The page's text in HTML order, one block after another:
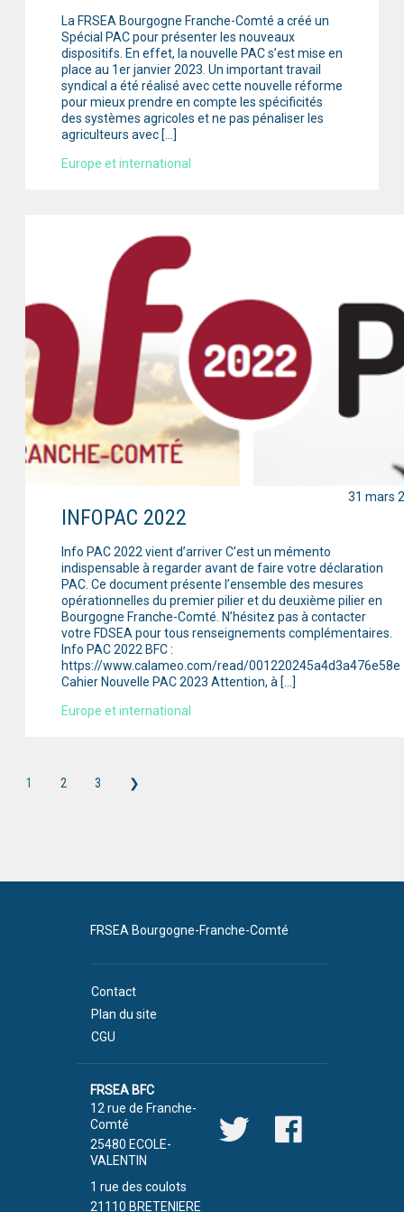
La FRSEA Bourgogne Franche-Comté a créé un
Spécial PAC pour présenter les nouveaux
dispositifs. En effet, la nouvelle PAC s’est mise en
place au 1er janvier 2023. Un important travail
syndical a été réalisé avec cette nouvelle réforme
pour mieux prendre en compte les spécificités
des systèmes agricoles et ne pas pénaliser les
agriculteurs avec […]
Europe et international
INFOPAC 2022
Info PAC 2022 vient d’arriver C’est un mémento
indispensable à regarder avant de faire votre déclaration
PAC. Ce document présente l’ensemble des mesures
opérationnelles du premier pilier et du deuxième pilier en
Bourgogne Franche-Comté. N’hésitez pas à contacter
votre FDSEA pour tous renseignements complémentaires.
Info PAC 2022 BFC :
https://www.calameo.com/read/001220245a4d3a476e58e
Cahier Nouvelle PAC 2023 Attention, à […]
Europe et international
31 mars
1 2 3 ❯
FRSEA Bourgogne-Franche-Comté
Contact
Plan du site
CGU
FRSEA BFC
12 rue de Franche-
Comté
25480 ECOLE-
VALENTIN
1 rue des coulots
21110 BRETENIERE